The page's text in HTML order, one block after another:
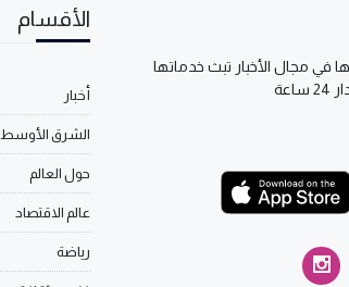
في مجال الأخبار تبث خدماتها
الأقسام
أخبار
الشرق الأوسط
حول العالم
عالم الاقتصاد
رياضة